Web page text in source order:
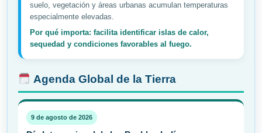
suelo, vegetación y áreas urbanas acumulan temperaturas
especialmente elevadas.
Por qué importa: facilita identificar islas de calor,
sequedad y condiciones favorables al fuego.
Agenda Global de la Tierra
9 de agosto de 2026